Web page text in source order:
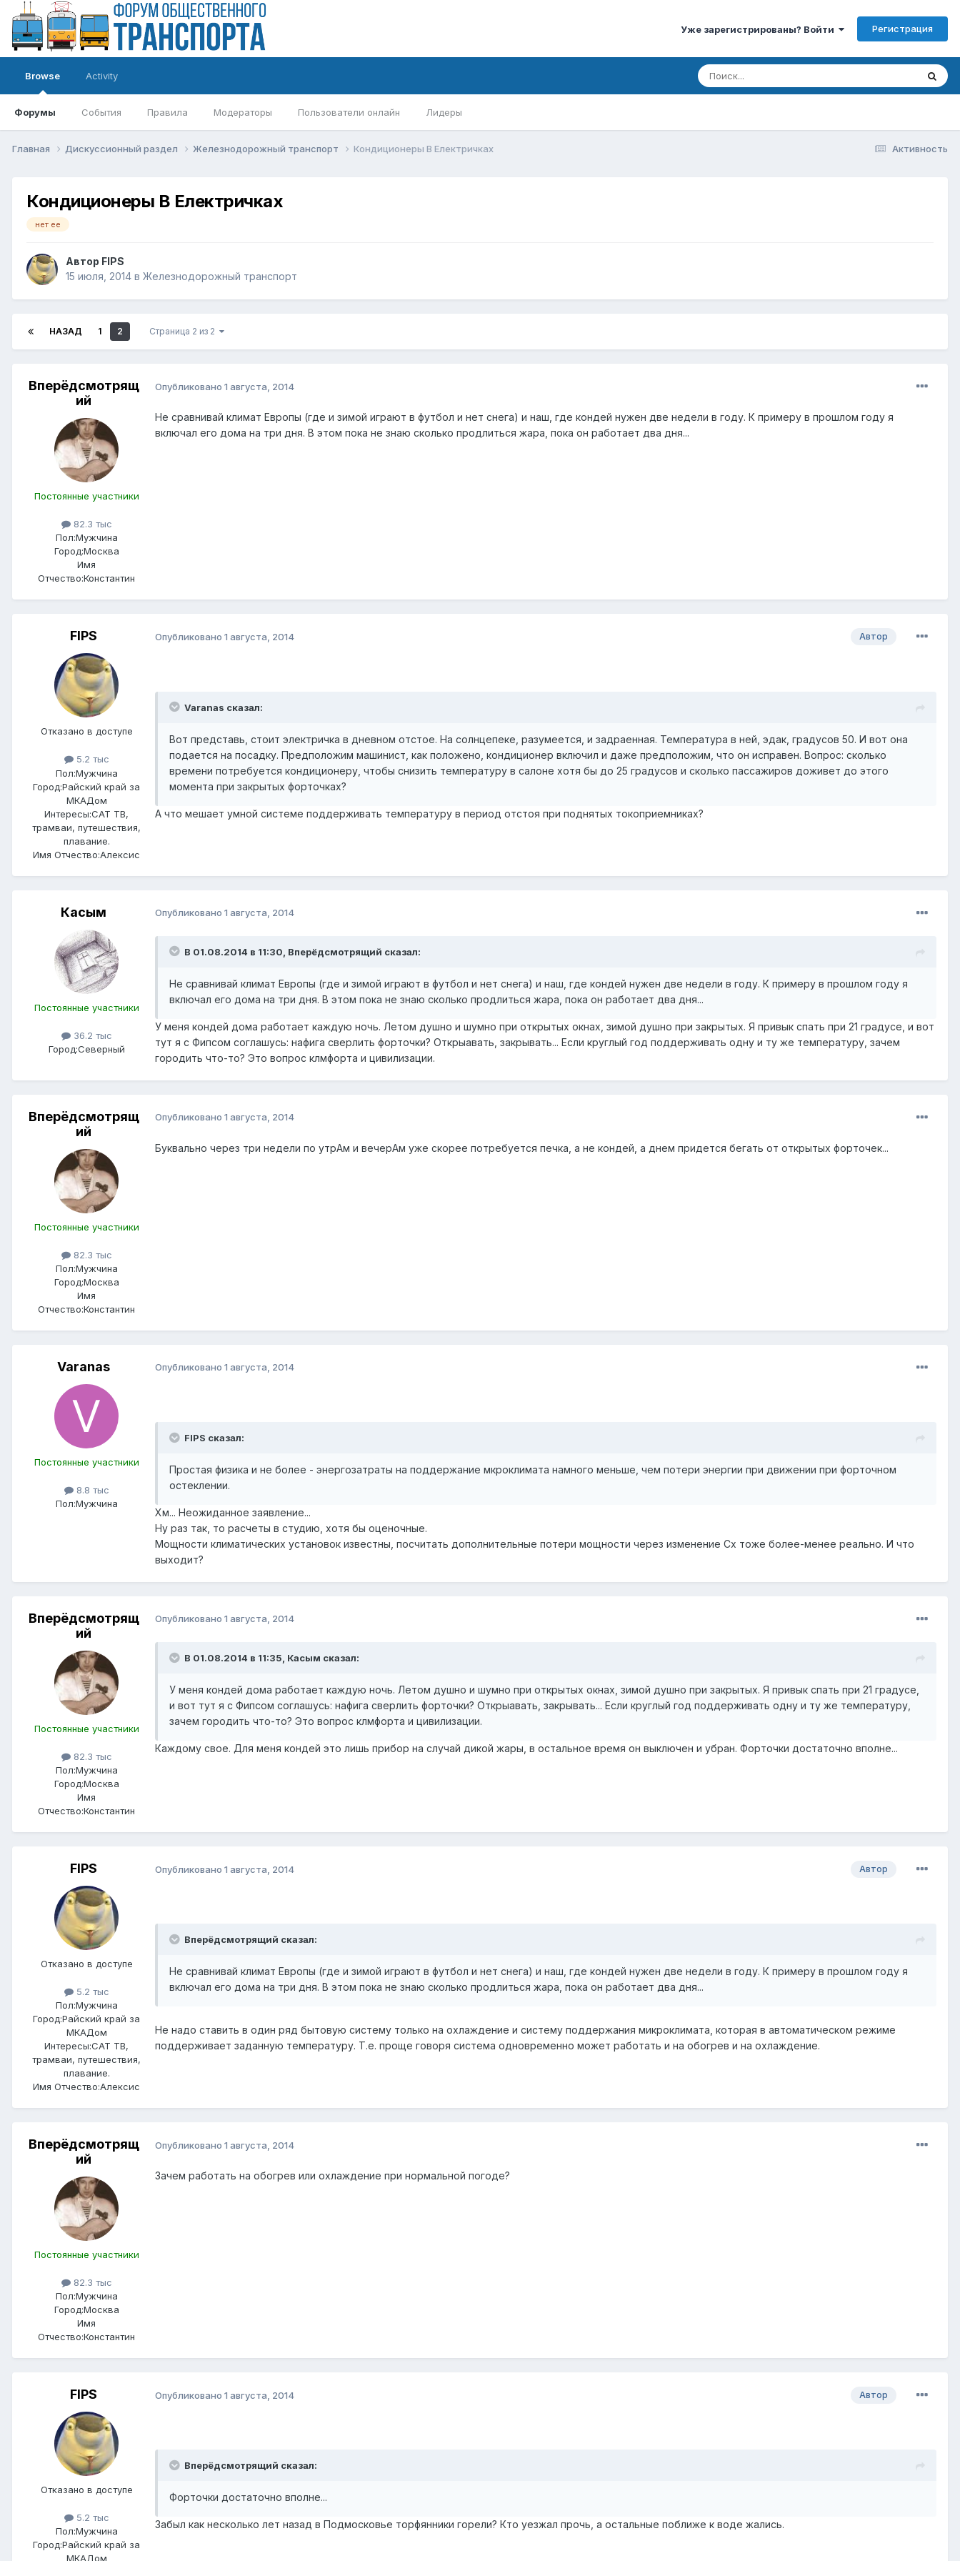
Уже зарегистрированы? Войти Регистрация
Browse
Форумы События Правила Модераторы Пользователи онлайн Лидеры
Activity
Активность
Главная Дискуссионный раздел Железнодорожный транспорт Кондиционеры В Електричках
Кондиционеры В Електричках
нет ее
Автор FIPS
15 июля, 2014 в Железнодорожный транспорт
НАЗАД 1 2 Страница 2 из 2
Вперёдсмотрящ
ий
Постоянные участники
82.3 тыс
Пол:Мужчина
Город:Москва
Имя
Отчество:Константин
Опубликовано 1 августа, 2014
Не сравнивай климат Европы (где и зимой играют в футбол и нет снега) и наш, где кондей нужен две недели в году. К примеру в прошлом году я
включал его дома на три дня. В этом пока не знаю сколько продлиться жара, пока он работает два дня...
FIPS
Отказано в доступе
5.2 тыс
Пол:Мужчина
Город:Райский край за
МКАДом
Интересы:САТ ТВ,
трамваи, путешествия,
плавание.
Имя Отчество:Алексис
Автор
Опубликовано 1 августа, 2014
Varanas сказал:
Вот представь, стоит электричка в дневном отстое. На солнцепеке, разумеется, и задраенная. Температура в ней, эдак, градусов 50. И вот она
подается на посадку. Предположим машинист, как положено, кондиционер включил и даже предположим, что он исправен. Вопрос: сколько
времени потребуется кондиционеру, чтобы снизить температуру в салоне хотя бы до 25 градусов и сколько пассажиров доживет до этого
момента при закрытых форточках?
А что мешает умной системе поддерживать температуру в период отстоя при поднятых токоприемниках?
Касым
Постоянные участники
36.2 тыс
Город:Северный
Опубликовано 1 августа, 2014
В 01.08.2014 в 11:30, Вперёдсмотрящий сказал:
Не сравнивай климат Европы (где и зимой играют в футбол и нет снега) и наш, где кондей нужен две недели в году. К примеру в прошлом году я
включал его дома на три дня. В этом пока не знаю сколько продлиться жара, пока он работает два дня...
У меня кондей дома работает каждую ночь. Летом душно и шумно при открытых окнах, зимой душно при закрытых. Я привык спать при 21 градусе, и вот
тут я с Фипсом соглашусь: нафига сверлить форточки? Открыавать, закрывать... Если круглый год поддерживать одну и ту же температуру, зачем
городить что-то? Это вопрос клмфорта и цивилизации.
Вперёдсмотрящ
ий
Постоянные участники
82.3 тыс
Пол:Мужчина
Город:Москва
Имя
Отчество:Константин
Опубликовано 1 августа, 2014
Буквально через три недели по утрАм и вечерАм уже скорее потребуется печка, а не кондей, а днем придется бегать от открытых форточек...
Varanas
Постоянные участники
8.8 тыс
Пол:Мужчина
Опубликовано 1 августа, 2014
FIPS сказал:
Простая физика и не более - энергозатраты на поддержание мкроклимата намного меньше, чем потери энергии при движении при форточном
остеклении.
Хм... Неожиданное заявление...
Ну раз так, то расчеты в студию, хотя бы оценочные.
Мощности климатических установок известны, посчитать дополнительные потери мощности через изменение Сх тоже более-менее реально. И что
выходит?
Вперёдсмотрящ
ий
Постоянные участники
82.3 тыс
Пол:Мужчина
Город:Москва
Имя
Отчество:Константин
Опубликовано 1 августа, 2014
В 01.08.2014 в 11:35, Касым сказал:
У меня кондей дома работает каждую ночь. Летом душно и шумно при открытых окнах, зимой душно при закрытых. Я привык спать при 21 градусе,
и вот тут я с Фипсом соглашусь: нафига сверлить форточки? Открыавать, закрывать... Если круглый год поддерживать одну и ту же температуру,
зачем городить что-то? Это вопрос клмфорта и цивилизации.
Каждому свое. Для меня кондей это лишь прибор на случай дикой жары, в остальное время он выключен и убран. Форточки достаточно вполне...
FIPS
Отказано в доступе
5.2 тыс
Пол:Мужчина
Город:Райский край за
МКАДом
Интересы:САТ ТВ,
трамваи, путешествия,
плавание.
Имя Отчество:Алексис
Автор
Опубликовано 1 августа, 2014
Вперёдсмотрящий сказал:
Не сравнивай климат Европы (где и зимой играют в футбол и нет снега) и наш, где кондей нужен две недели в году. К примеру в прошлом году я
включал его дома на три дня. В этом пока не знаю сколько продлиться жара, пока он работает два дня...
Не надо ставить в один ряд бытовую систему только на охлаждение и систему поддержания микроклимата, которая в автоматическом режиме
поддерживает заданную температуру. Т.е. проще говоря система одновременно может работать и на обогрев и на охлаждение.
Вперёдсмотрящ
ий
Постоянные участники
82.3 тыс
Пол:Мужчина
Город:Москва
Имя
Отчество:Константин
Опубликовано 1 августа, 2014
Зачем работать на обогрев или охлаждение при нормальной погоде?
FIPS
Отказано в доступе
5.2 тыс
Пол:Мужчина
Город:Райский край за
МКАДом
Автор
Опубликовано 1 августа, 2014
Вперёдсмотрящий сказал:
Форточки достаточно вполне...
Забыл как несколько лет назад в Подмосковье торфянники горели? Кто уезжал прочь, а остальные поближе к воде жались.